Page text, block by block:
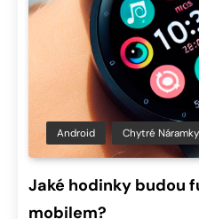
Android Chytré
Jaké hodinky budou
mobilem?